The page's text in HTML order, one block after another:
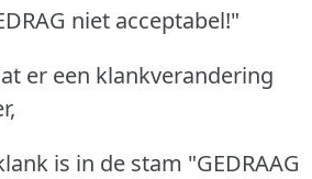
niet acceptabel!"
er een klankverandering
is in de stam "GEDRAAG